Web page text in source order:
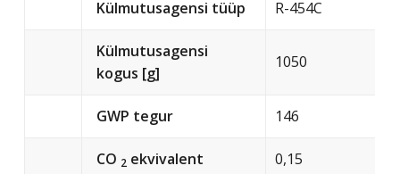
Külmutusagensi tüüp R-454C
Külmutusagensi
kogus [g]
1050
GWP tegur 146
CO 2 ekvivalent 0,15